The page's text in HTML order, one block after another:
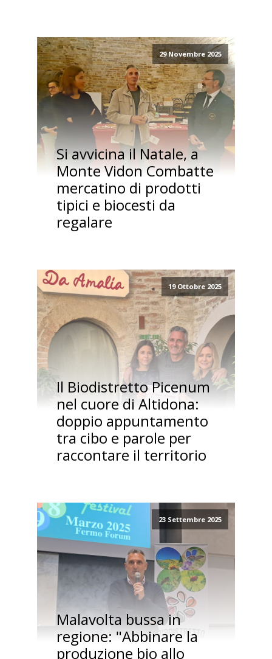
29 Novembre 2025
Si avvicina il Natale, a
Monte Vidon Combatte
mercatino di prodotti
tipici e biocesti da
regalare
19 Ottobre 2025
Il Biodistretto Picenum
nel cuore di Altidona:
doppio appuntamento
tra cibo e parole per
raccontare il territorio
23 Settembre 2025
Malavolta bussa in
regione: "Abbinare la
produzione bio allo